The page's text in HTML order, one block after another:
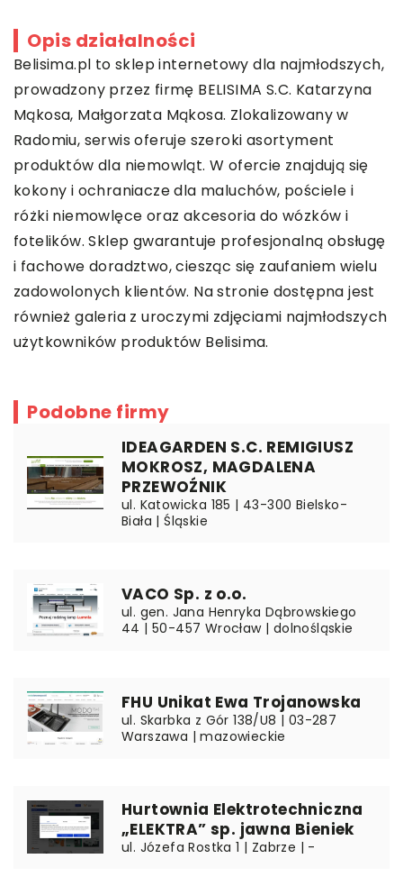
Opis działalności
Belisima.pl to sklep internetowy dla najmłodszych,
prowadzony przez firmę BELISIMA S.C. Katarzyna
Mąkosa, Małgorzata Mąkosa. Zlokalizowany w
Radomiu, serwis oferuje szeroki asortyment
produktów dla niemowląt. W ofercie znajdują się
kokony i ochraniacze dla maluchów, pościele i
różki niemowlęce oraz akcesoria do wózków i
fotelików. Sklep gwarantuje profesjonalną obsługę
i fachowe doradztwo, ciesząc się zaufaniem wielu
zadowolonych klientów. Na stronie dostępna jest
również galeria z uroczymi zdjęciami najmłodszych
użytkowników produktów Belisima.
Podobne firmy
IDEAGARDEN S.C. REMIGIUSZ
MOKROSZ, MAGDALENA
PRZEWOŹNIK
ul. Katowicka 185 | 43-300 Bielsko-
Biała | Śląskie
VACO Sp. z o.o.
ul. gen. Jana Henryka Dąbrowskiego
44 | 50-457 Wrocław | dolnośląskie
FHU Unikat Ewa Trojanowska
ul. Skarbka z Gór 138/U8 | 03-287
Warszawa | mazowieckie
Hurtownia Elektrotechniczna
„ELEKTRA” sp. jawna Bieniek
ul. Józefa Rostka 1 | Zabrze | -